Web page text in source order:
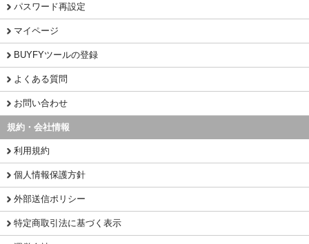
パスワード再設定
マイページ
BUYFYツールの登録
よくある質問
お問い合わせ
規約・会社情報
利用規約
個人情報保護方針
外部送信ポリシー
特定商取引法に基づく表示